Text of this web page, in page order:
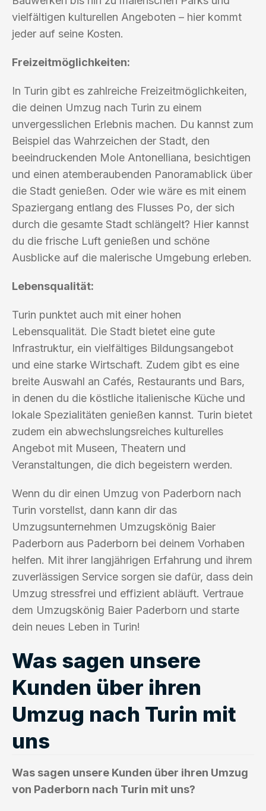
vielfältigen kulturellen Angeboten – hier kommt
jeder auf seine Kosten.
Freizeitmöglichkeiten:
In Turin gibt es zahlreiche Freizeitmöglichkeiten,
die deinen Umzug nach Turin zu einem
unvergesslichen Erlebnis machen. Du kannst zum
Beispiel das Wahrzeichen der Stadt, den
beeindruckenden Mole Antonelliana, besichtigen
und einen atemberaubenden Panoramablick über
die Stadt genießen. Oder wie wäre es mit einem
Spaziergang entlang des Flusses Po, der sich
durch die gesamte Stadt schlängelt? Hier kannst
du die frische Luft genießen und schöne
Ausblicke auf die malerische Umgebung erleben.
Lebensqualität:
Turin punktet auch mit einer hohen
Lebensqualität. Die Stadt bietet eine gute
Infrastruktur, ein vielfältiges Bildungsangebot
und eine starke Wirtschaft. Zudem gibt es eine
breite Auswahl an Cafés, Restaurants und Bars,
in denen du die köstliche italienische Küche und
lokale Spezialitäten genießen kannst. Turin bietet
zudem ein abwechslungsreiches kulturelles
Angebot mit Museen, Theatern und
Veranstaltungen, die dich begeistern werden.
Wenn du dir einen Umzug von Paderborn nach
Turin vorstellst, dann kann dir das
Umzugsunternehmen Umzugskönig Baier
Paderborn aus Paderborn bei deinem Vorhaben
helfen. Mit ihrer langjährigen Erfahrung und ihrem
zuverlässigen Service sorgen sie dafür, dass dein
Umzug stressfrei und effizient abläuft. Vertraue
dem Umzugskönig Baier Paderborn und starte
dein neues Leben in Turin!
Was sagen unsere
Kunden über ihren
Umzug nach Turin mit
uns
Was sagen unsere Kunden über ihren Umzug
von Paderborn nach Turin mit uns?